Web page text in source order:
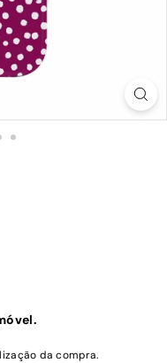
da compra.